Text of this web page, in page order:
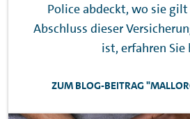
Police abdeckt, wo sie
Abschluss dieser
ist, erfahren Sie
ZUM BLOG-BEITRAG